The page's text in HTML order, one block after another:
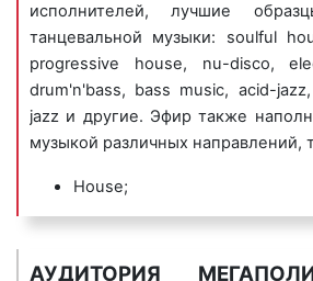
5) джинглы
– короткие, как
песенки, в которых сообщается
клиенту либо о самой
продаваемых ею товарах или
Джинглы хорошо
«Мегаполис FM»:
исполнителей, лучшие
танцевальной музыки: soulful
progressive house, nu-disco,
drum'n'bass, bass music, acid-
jazz и другие. Эфир также
музыкой различных направлений,
House;
Drum and Bass;
Deep Electro.
АУДИТОРИЯ